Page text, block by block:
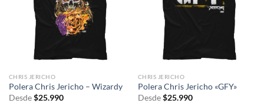
CHRIS JERICHO
Polera Chris Jericho – Wizardy
Desde $25.990
CHRIS JERICHO
Polera Chris Jericho «GFY»
Desde $25.990